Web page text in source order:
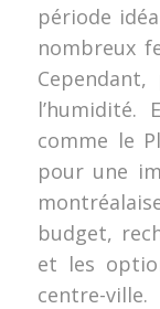
période
nombreux
l’humidité.
comme le
pour une
budget,
et les
centre-ville.